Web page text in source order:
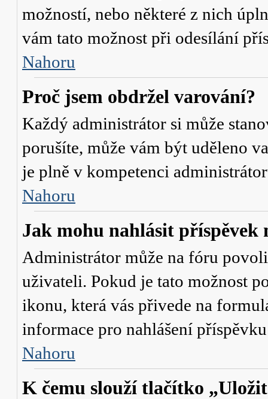
možností, nebo některé z nich
vám tato možnost při odesílání
Nahoru
Proč jsem obdržel varování?
Každý administrátor si může
porušíte, může vám být uděleno
je plně v kompetenci
Nahoru
Jak mohu nahlásit příspěvek
Administrátor může na fóru
uživateli. Pokud je tato možnost
ikonu, která vás přivede na
informace pro nahlášení
Nahoru
K čemu slouží tlačítko